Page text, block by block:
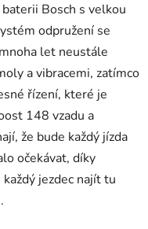
Bosch s velkou
odpružení se
let neustále
a vibracemi, zatímco
řízení, které je
148 vzadu a
že bude každý jízda
očekávat, díky
jezdec najít tu